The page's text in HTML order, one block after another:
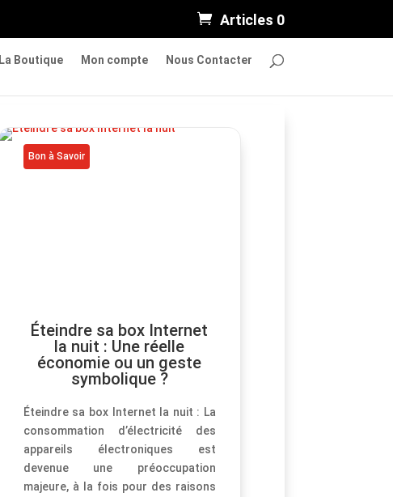
Articles 0
La Boutique Mon compte Nous Contacter
Bon à Savoir
Éteindre sa box Internet
la nuit : Une réelle
économie ou un geste
symbolique ?
Éteindre sa box Internet la nuit : La
consommation d’électricité des
appareils électroniques est
devenue une préoccupation
majeure, à la fois pour des raisons